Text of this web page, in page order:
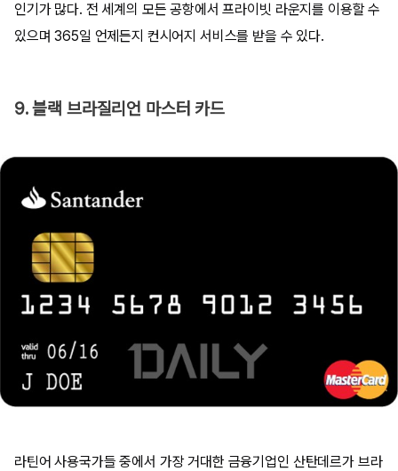
인기가 많다. 전 세계의 모든 공항에서 프라이빗 라운지를 이용할 수
있으며 365일 언제든지 컨시어지 서비스를 받을 수 있다.
9. 블랙 브라질리언 마스터 카드
라틴어 사용국가들 중에서 가장 거대한 금융기업인 산탄데르가 브라